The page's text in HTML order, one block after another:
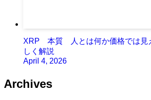
XRP 本質 人とは何か価格では見
しく解説
April 4, 2026
Archives